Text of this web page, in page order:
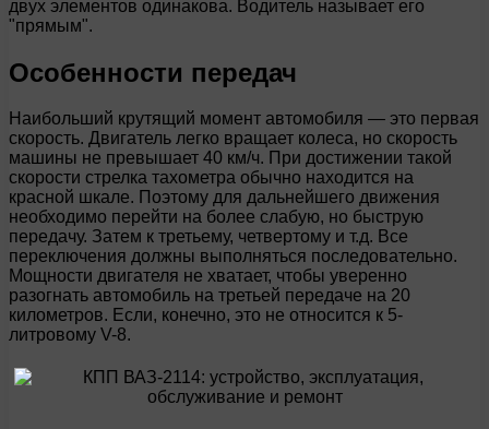
двух элементов одинакова. Водитель называет его
"прямым".
Особенности передач
Наибольший крутящий момент автомобиля — это первая
скорость. Двигатель легко вращает колеса, но скорость
машины не превышает 40 км/ч. При достижении такой
скорости стрелка тахометра обычно находится на
красной шкале. Поэтому для дальнейшего движения
необходимо перейти на более слабую, но быструю
передачу. Затем к третьему, четвертому и т.д. Все
переключения должны выполняться последовательно.
Мощности двигателя не хватает, чтобы уверенно
разогнать автомобиль на третьей передаче на 20
километров. Если, конечно, это не относится к 5-
литровому V-8.